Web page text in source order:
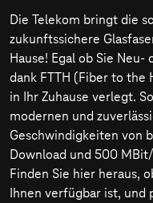
Die Telekom bringt die
zukunftssichere
Hause! Egal ob Sie
dank FTTH (Fiber to the
in Ihr Zuhause verlegt.
modernen und
Geschwindigkeiten von
Download und 500
Finden Sie hier heraus,
Ihnen verfügbar ist, und